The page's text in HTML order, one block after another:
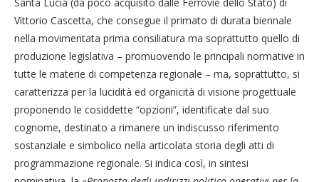
Vittorio Cascetta, che consegue il primato di durata biennale
nella movimentata prima consiliatura ma soprattutto quello di
produzione legislativa – promuovendo le principali normative in
tutte le materie di competenza regionale – ma, soprattutto, si
caratterizza per la lucidità ed organicità di visione progettuale
proponendo le cosiddette “opzioni”, identificate dal suo
cognome, destinato a rimanere un indiscusso riferimento
sostanziale e simbolico nella articolata storia degli atti di
programmazione regionale. Si indica così, in sintesi